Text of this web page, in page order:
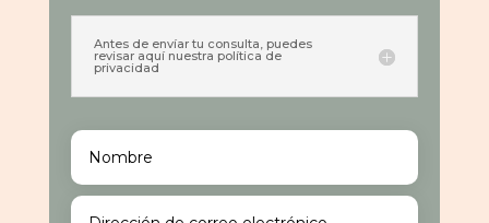
Antes de envíar tu consulta, puedes
revisar aquí nuestra política de
privacidad